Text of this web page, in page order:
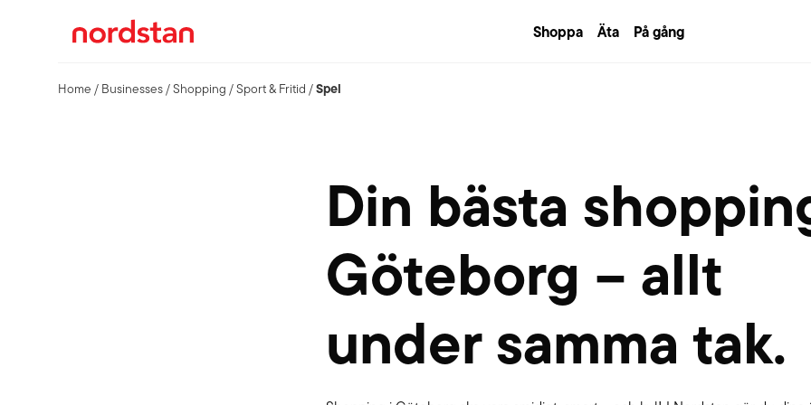
Shoppa Äta På gång
Home / Businesses/Shopping /Sport & Fritid /Spel
Din bästa
Göteborg – allt
under samma tak.